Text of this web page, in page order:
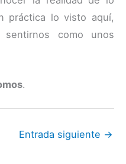
práctica lo visto aquí,
como unos
.
Entrada siguiente →